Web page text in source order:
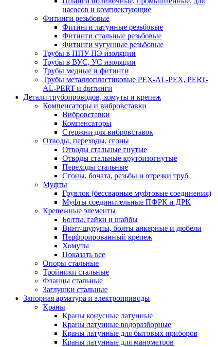
насосов и комплектующие
Фитинги резьбовые
Фитинги латунные резьбовые
Фитинги стальные резьбовые
Фитинги чугунные резьбовые
Трубы в ППУ ПЭ изоляции
Трубы в ВУС, УС изоляции
Трубы медные и фитинги
Трубы металлопластиковые PEX-AL-PEX, PERT-
AL-PERT и фитинги
Детали трубопроводов, хомуты и крепеж
Компенсаторы и вибровставки
Вибровставки
Компенсаторы
Стержни для вибровставок
Отводы, переходы, сгоны
Отводы стальные гнутые
Отводы стальные крутоизогнутые
Переходы стальные
Сгоны, бочата, резьбы и отрезки труб
Муфты
Грувлок (бессварные муфтовые соединения)
Муфты соединительные ПФРК и ДРК
Крепежные элементы
Болты, гайки и шайбы
Винт-шурупы, болты анкерные и дюбели
Перфорированный крепеж
Хомуты
Показать все
Опоры стальные
Тройники стальные
Фланцы стальные
Заглушки стальные
Запорная арматура и электроприводы
Краны
Краны конусные латунные
Краны латунные водоразборные
Краны латунные для бытовых приборов
Краны латунные для манометров